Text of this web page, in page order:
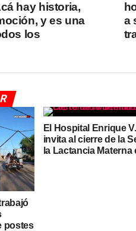
a
hay historia,
y es una
los
postes
El Hospital Enrique
invita al cierre de la
la Lactancia Materna